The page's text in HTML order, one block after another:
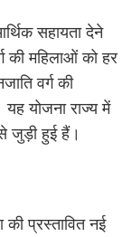
सहायता देने
की महिलाओं को हर
वर्ग की
योजना राज्य में
जुड़ी हुई हैं।
प्रस्तावित नई